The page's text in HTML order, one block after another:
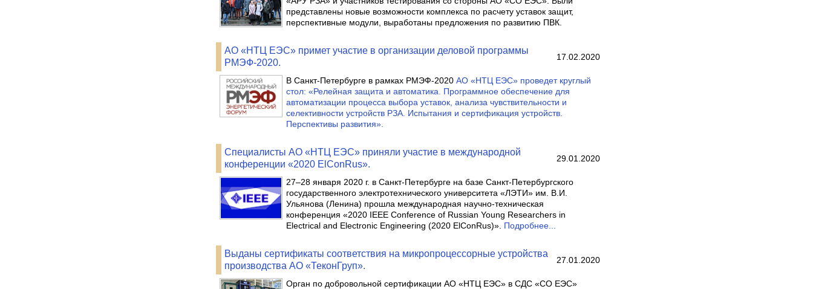
представлены новые возможности комплекса по расчету уставок защит,
перспективные модули, выработаны предложения по развитию ПВК.
АО «НТЦ ЕЭС» примет участие в организации деловой программы
РМЭФ-2020.
17.02.2020
В Санкт-Петербурге в рамках РМЭФ-2020 АО «НТЦ ЕЭС» проведет круглый
стол: «Релейная защита и автоматика. Программное обеспечение для
автоматизации процесса выбора уставок, анализа чувствительности и
селективности устройств РЗА. Испытания и сертификация устройств.
Перспективы развития».
Специалисты АО «НТЦ ЕЭС» приняли участие в международной
конференции «2020 ElConRus».
29.01.2020
27–28 января 2020 г. в Санкт-Петербурге на базе Санкт-Петербургского
государственного электротехнического университета «ЛЭТИ» им. В.И.
Ульянова (Ленина) прошла международная научно-техническая
конференция «2020 IEEE Conference of Russian Young Researchers in
Electrical and Electronic Engineering (2020 ElConRus)». Подробнее...
Выданы сертификаты соответствия на микропроцессорные устройства
производства АО «ТеконГруп».
27.01.2020
Орган по добровольной сертификации АО «НТЦ ЕЭС» в СДС «СО ЕЭС»